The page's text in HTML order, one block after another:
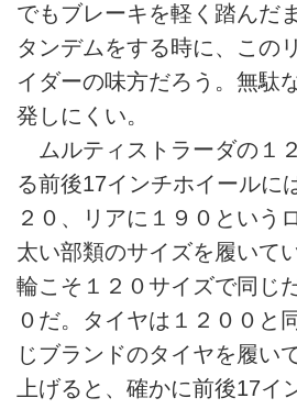
でもブレーキを軽く踏んだ
タンデムをする時に、この
イダーの味方だろう。無駄
発しにくい。
ムルティストラーダの１
る前後17インチホイールに
２０、リアに１９０という
太い部類のサイズを履いて
輪こそ１２０サイズで同じ
０だ。タイヤは１２００と
じブランドのタイヤを履い
上げると、確かに前後17イ